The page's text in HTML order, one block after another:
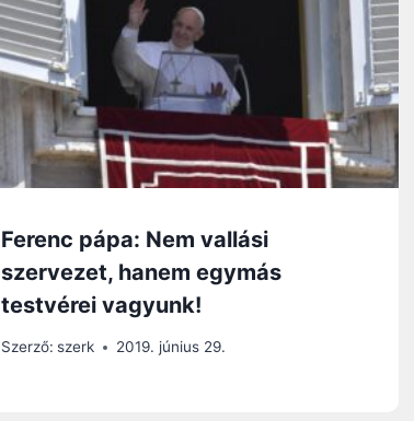
Ferenc pápa: Nem vallási
szervezet, hanem egymás
testvérei vagyunk!
Szerző: szerk 2019. június 29.